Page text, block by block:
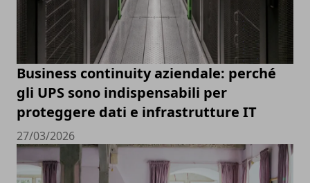
Business continuity aziendale: perché
gli UPS sono indispensabili per
proteggere dati e infrastrutture IT
27/03/2026